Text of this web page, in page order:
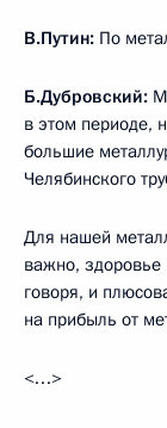
В.Путин: По
Б.Дубровский:
в этом периоде,
большие
Челябинского
Для нашей
важно, здоровье
говоря, и
на прибыль от
<…>